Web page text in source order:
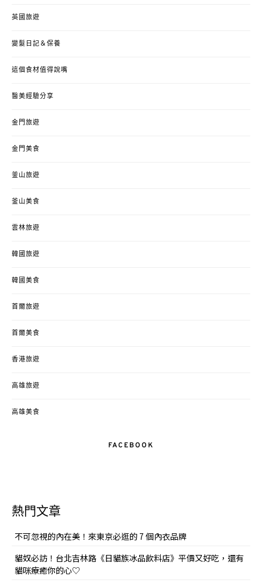
英國旅遊
變髮日記＆保養
這個食材值得說嘴
醫美經驗分享
金門旅遊
金門美食
釜山旅遊
釜山美食
雲林旅遊
韓國旅遊
韓國美食
首爾旅遊
首爾美食
香港旅遊
高雄旅遊
高雄美食
FACEBOOK
熱門文章
不可忽視的內在美！來東京必逛的 7 個內衣品牌
貓奴必訪！台北吉林路《日貓族冰品飲料店》平價又好吃，還有
貓咪療癒你的心♡